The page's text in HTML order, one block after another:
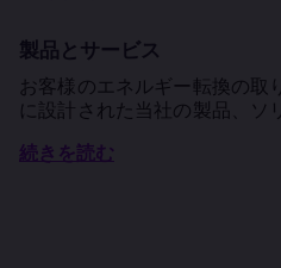
製品とサービス
お客様のエネルギー転換の取
に設計された当社の製品、ソ
続きを読む